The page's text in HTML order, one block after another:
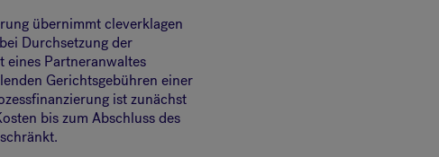
übernimmt cleverklagen
Durchsetzung der
eines Partneranwaltes
Gerichtsgebühren einer
ist zunächst
bis zum Abschluss des